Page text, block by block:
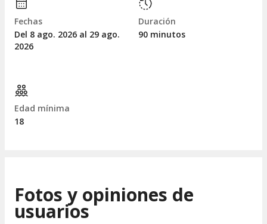
Fechas
Del 8 ago. 2026 al 29 ago.
2026
Duración
90 minutos
Edad mínima
18
Fotos y opiniones de
usuarios